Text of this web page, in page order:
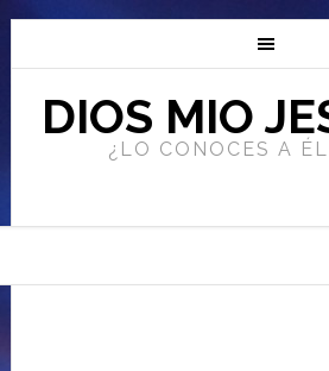
DIOS MIO
¿LO CONOCES A